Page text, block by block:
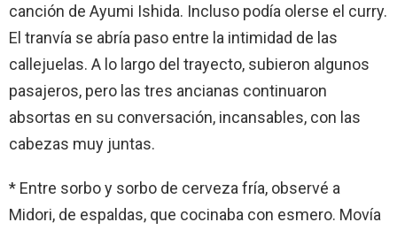
canción de Ayumi Ishida. Incluso podía olerse el curry.
El tranvía se abría paso entre la intimidad de las
callejuelas. A lo largo del trayecto, subieron algunos
pasajeros, pero las tres ancianas continuaron
absortas en su conversación, incansables, con las
cabezas muy juntas.
* Entre sorbo y sorbo de cerveza fría, observé a
Midori, de espaldas, que cocinaba con esmero. Movía